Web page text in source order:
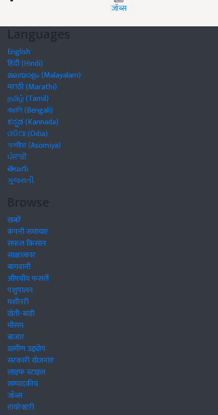
जॉब्स
Languages
English
हिंदी (Hindi)
മലയാളം (Malayalam)
मराठी (Marathi)
தமிழ் (Tamil)
বাঙালি (Bengali)
ಕನ್ನಡ (Kannada)
ଓଡିଆ (Odia)
অসমীয়া (Asomiya)
ਪੰਜਾਬੀ
తెలుగు
ગુજરાતી
Browse
खबरें
कंपनी समाचार
सफल किसान
साक्षात्कार
बागवानी
औषधीय फसलें
पशुपालन
मशीनरी
खेती-बाड़ी
मौसम
बाजार
ग्रामीण उद्द्योग
सरकारी योजनाएं
लाइफ स्टाइल
सम्पादकीय
जॉब्स
डायरेक्टरी